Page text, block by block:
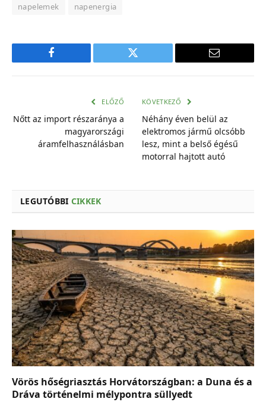
napelemek
napenergia
Facebook Twitter
E-
ELŐZŐ
Nőtt az import részaránya a
magyarországi
áramfelhasználásban
KÖVETKEZŐ
Néhány éven belül az
elektromos jármű olcsóbb
lesz, mint a belső égésű
motorral hajtott autó
LEGUTÓBBI CIKKEK
Vörös hőségriasztás Horvátországban: a Duna és a
Dráva történelmi mélypontra süllyedt